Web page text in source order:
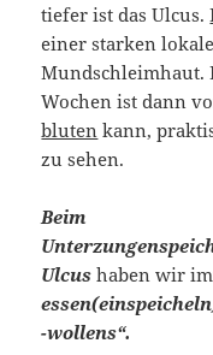
tiefer ist das Ulcus.
einer starken
Mundschleimhaut.
Wochen ist dann
bluten kann,
zu sehen.
Beim
Ulcushaben wir
-wollens“.